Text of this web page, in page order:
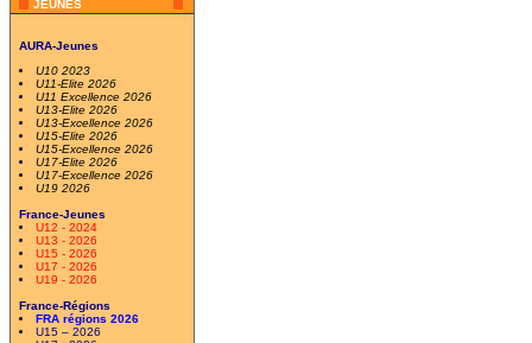
JEUNES
AURA-Jeunes
U10 2023
U11-Elite 2026
U11 Excellence 2026
U13-Elite 2026
U13-Excellence 2026
U15-Elite 2026
U15-Excellence 2026
U17-Elite 2026
U17-Excellence 2026
U19 2026
France-Jeunes
U12 - 2024
U13 - 2026
U15 - 2026
U17 - 2026
U19 - 2026
France-Régions
FRA régions 2026
U15 – 2026